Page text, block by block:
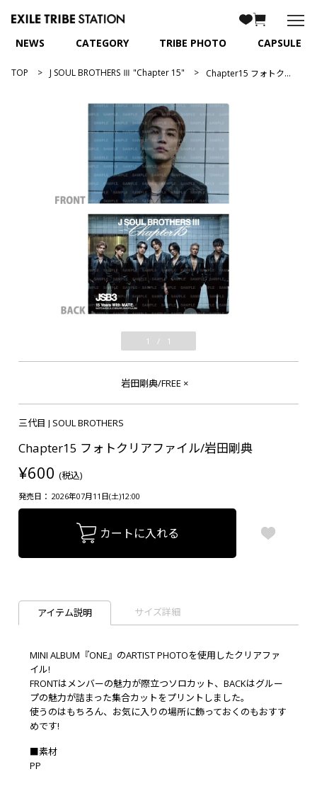
NEWS CATEGORY TRIBE PHOTO CAPSULE
TOP J SOUL BROTHERS Ⅲ "Chapter 15" Chapter15 フォトクリアファイル/岩田剛典
1 / 1
岩田剛典/FREE ×
三代目 J SOUL BROTHERS
Chapter15 フォトクリアファイル/岩田剛典
¥600 (税込)
発売日： 2026年07月11日(土)12:00
カートに入れる
アイテム説明 サイズ詳細
MINI ALBUM『ONE』のARTIST PHOTOを使用したクリアファ
イル!
FRONTはメンバーの魅力が際立つソロカット、BACKはグルー
プの魅力が詰まった集合カットをプリントしました。
使うのはもちろん、お気に入りの場所に飾っておくのもおすす
めです!
■素材
PP